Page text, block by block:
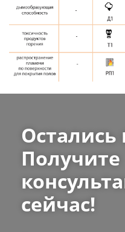
Остались
Получите
сейчас!